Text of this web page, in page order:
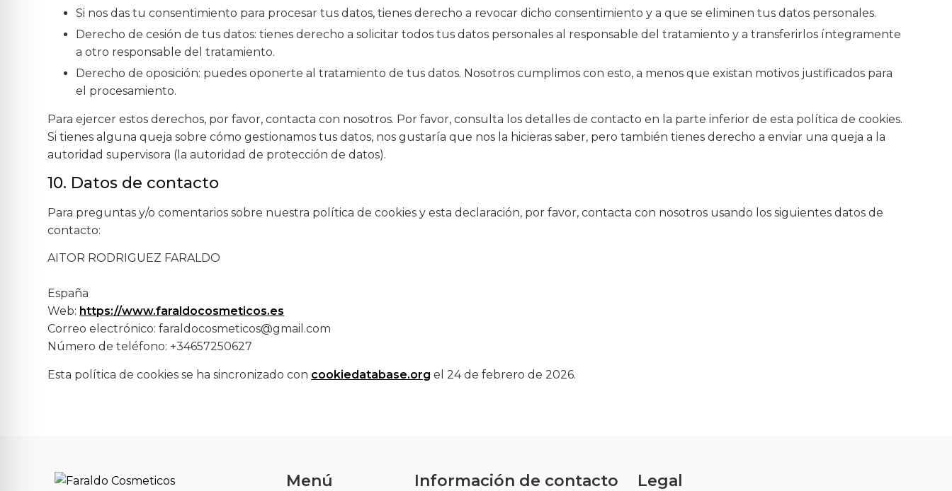
Si nos das tu consentimiento para procesar tus datos, tienes derecho a revocar dicho consentimiento y a que se eliminen tus datos personales.
Derecho de cesión de tus datos: tienes derecho a solicitar todos tus datos personales al responsable del tratamiento y a transferirlos íntegramente
a otro responsable del tratamiento.
Derecho de oposición: puedes oponerte al tratamiento de tus datos. Nosotros cumplimos con esto, a menos que existan motivos justificados para
el procesamiento.
Para ejercer estos derechos, por favor, contacta con nosotros. Por favor, consulta los detalles de contacto en la parte inferior de esta política de cookies.
Si tienes alguna queja sobre cómo gestionamos tus datos, nos gustaría que nos la hicieras saber, pero también tienes derecho a enviar una queja a la
autoridad supervisora (la autoridad de protección de datos).
10. Datos de contacto
Para preguntas y/o comentarios sobre nuestra política de cookies y esta declaración, por favor, contacta con nosotros usando los siguientes datos de
contacto:
AITOR RODRIGUEZ FARALDO
España
Web: https://www.faraldocosmeticos.es
Correo electrónico:faraldocosmeticos@gmail.com
Número de teléfono: +34657250627
Esta política de cookies se ha sincronizado con cookiedatabase.org el 24 de febrero de 2026.
Menú Información de contacto Legal